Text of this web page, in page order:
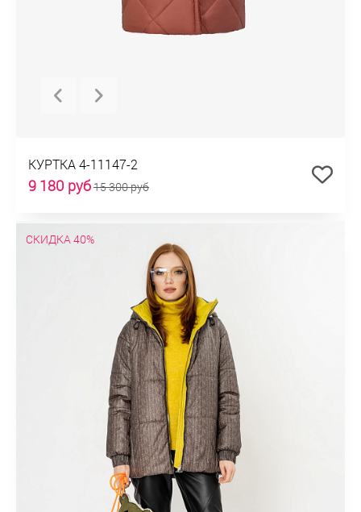
КУРТКА 4-11147-2
9 180 руб15 300 руб
СКИДКА 40%